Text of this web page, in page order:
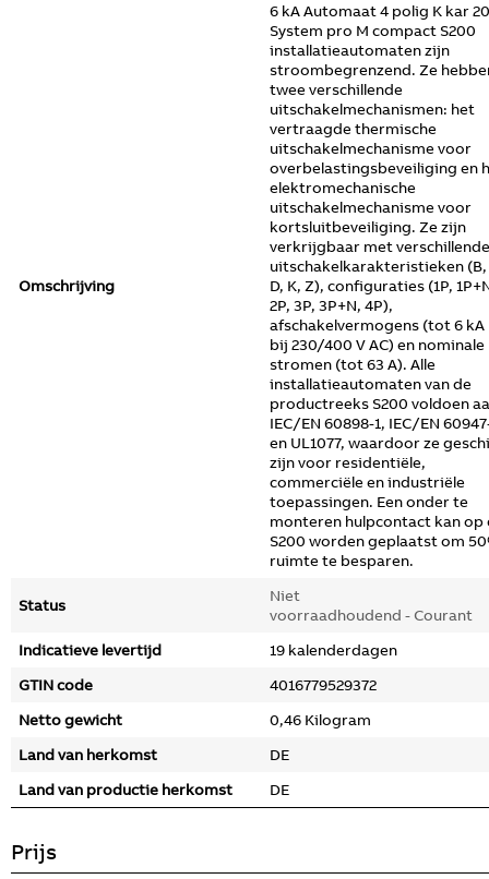
Omschrijving
6 kA Automaat 4 polig K kar
System pro M compact S200
installatieautomaten zijn
stroombegrenzend. Ze
twee verschillende
uitschakelmechanismen: het
vertraagde thermische
uitschakelmechanisme voor
overbelastingsbeveiliging en
elektromechanische
uitschakelmechanisme voor
kortsluitbeveiliging. Ze zijn
verkrijgbaar met verschillende
uitschakelkarakteristieken (B,
D, K, Z), configuraties (1P,
2P, 3P, 3P+N, 4P),
afschakelvermogens (tot 6 kA
bij 230/400 V AC) en nominale
stromen (tot 63 A). Alle
installatieautomaten van de
productreeks S200 voldoen
IEC/EN 60898-1, IEC/EN
en UL1077, waardoor ze
zijn voor residentiële,
commerciële en industriële
toepassingen. Een onder te
monteren hulpcontact kan op
S200 worden geplaatst om
ruimte te besparen.
Status
Niet
voorraadhoudend - Courant
Indicatieve levertijd
19 kalenderdagen
GTIN code
4016779529372
Netto gewicht
0,46 Kilogram
Land van herkomst
DE
Land van productie herkomst
DE
Prijs